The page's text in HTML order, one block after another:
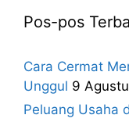
Pos-pos
Cara Cermat
Unggul 9
Peluang Usaha